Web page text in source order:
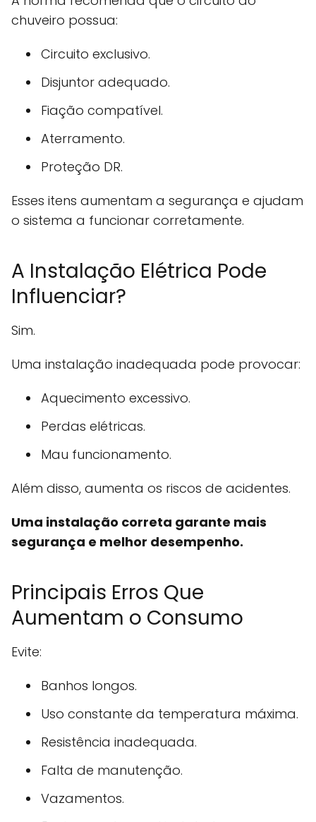
chuveiro possua:
Circuito exclusivo.
Disjuntor adequado.
Fiação compatível.
Aterramento.
Proteção DR.
Esses itens aumentam a segurança e ajudam
o sistema a funcionar corretamente.
A Instalação Elétrica Pode
Influenciar?
Sim.
Uma instalação inadequada pode provocar:
Aquecimento excessivo.
Perdas elétricas.
Mau funcionamento.
Além disso, aumenta os riscos de acidentes.
Uma instalação correta garante mais
segurança e melhor desempenho.
Principais Erros Que
Aumentam o Consumo
Evite:
Banhos longos.
Uso constante da temperatura máxima.
Resistência inadequada.
Falta de manutenção.
Vazamentos.